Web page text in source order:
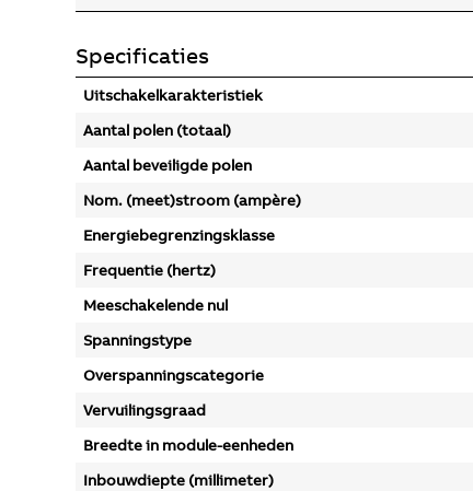
Specificaties
Uitschakelkarakteristiek
Aantal polen (totaal)
Aantal beveiligde polen
Nom. (meet)stroom (ampère)
Energiebegrenzingsklasse
Frequentie (hertz)
Meeschakelende nul
Spanningstype
Overspanningscategorie
Vervuilingsgraad
Breedte in module-eenheden
Inbouwdiepte (millimeter)